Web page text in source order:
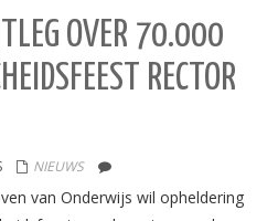
OVER 70.000
RECTOR
NIEUWS
van Onderwijs wil opheldering